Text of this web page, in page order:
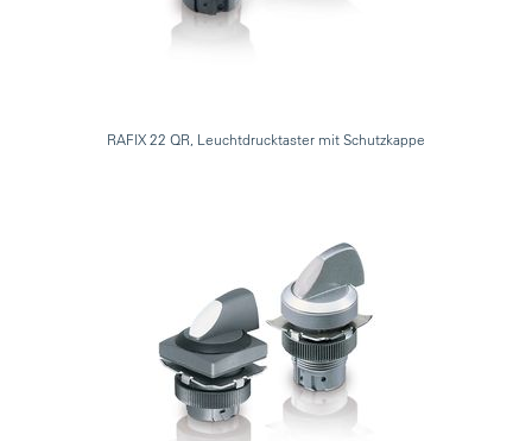
RAFIX 22 QR, Leuchtdrucktaster mit Schutzkappe